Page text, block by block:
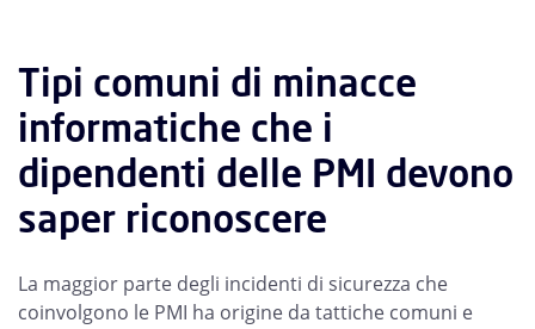
Tipi comuni di minacce
informatiche che i
dipendenti delle PMI devono
saper riconoscere
La maggior parte degli incidenti di sicurezza che
coinvolgono le PMI ha origine da tattiche comuni e